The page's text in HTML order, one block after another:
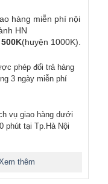
hàng miễn phí nội
HN
500K(huyện 1000K).
phép đổi trả hàng
3 ngày miễn phí
vụ giao hàng dưới
phút tại Tp.Hà Nội
thêm